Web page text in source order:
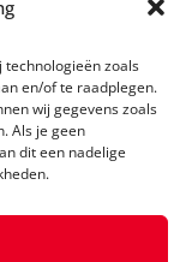
technologieën zoals
en/of te raadplegen.
wij gegevens zoals
Als je geen
dit een nadelige